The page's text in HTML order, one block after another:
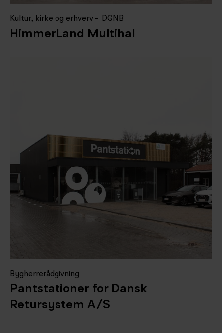
Kultur, kirke og erhverv DGNB
HimmerLand Multihal
Bygherrerådgivning
Pantstationer for Dansk
Retursystem A/S